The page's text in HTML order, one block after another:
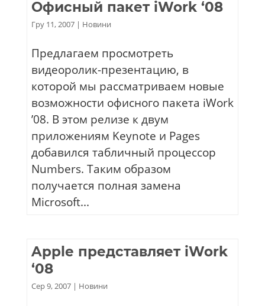
Офисный пакет iWork ‘08
Гру 11, 2007| Новини
Предлагаем просмотреть
видеоролик-презентацию, в
которой мы рассматриваем новые
возможности офисного пакета iWork
’08. В этом релизе к двум
приложениям Keynote и Pages
добавился табличный процессор
Numbers. Таким образом
получается полная замена
Microsoft...
Apple представляет iWork
‘08
Сер 9, 2007| Новини